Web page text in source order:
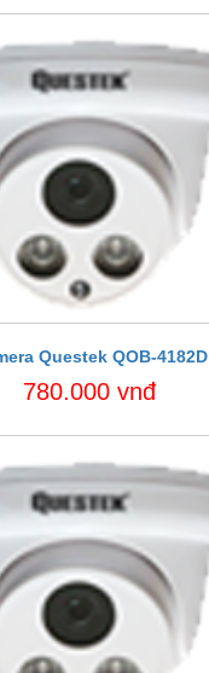
Questek QOB-4182D
780.000 vnđ